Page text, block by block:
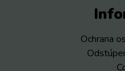
Ochrana